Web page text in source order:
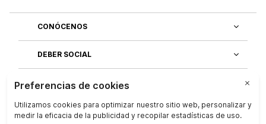
CONÓCENOS
DEBER SOCIAL
ÚNETE AL EQUIPO
DESCUBRE NUESTRAS APLICACIONES